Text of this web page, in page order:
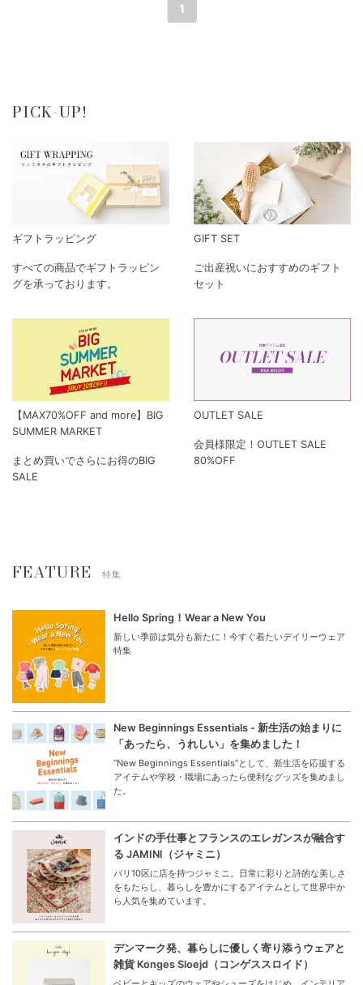
1
PICK-UP!
ギフトラッピング
すべての商品でギフトラッピン
グを承っております。
GIFT SET
ご出産祝いにおすすめのギフト
セット
【MAX70%OFF and more】BIG
SUMMER MARKET
まとめ買いでさらにお得のBIG
SALE
OUTLET SALE
会員様限定！OUTLET SALE
80%OFF
FEATURE 特集
Hello Spring！Wear a New You
新しい季節は気分も新たに！今すぐ着たいデイリーウェア
特集
New Beginnings Essentials - 新生活の始まりに
「あったら、うれしい」を集めました！
“New Beginnings Essentials”として、新生活を応援する
アイテムや学校・職場にあったら便利なグッズを集めまし
た。
インドの手仕事とフランスのエレガンスが融合す
る JAMINI（ジャミニ）
パリ10区に店を持つジャミニ。日常に彩りと詩的な美しさ
をもたらし、暮らしを豊かにするアイテムとして世界中か
ら人気を集めています。
デンマーク発、暮らしに優しく寄り添うウェアと
雑貨 Konges Sloejd（コンゲススロイド）